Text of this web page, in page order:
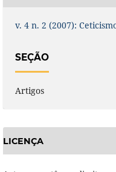
v. 4 n. 2 (2007):
SEÇÃO
Artigos
LICENÇA